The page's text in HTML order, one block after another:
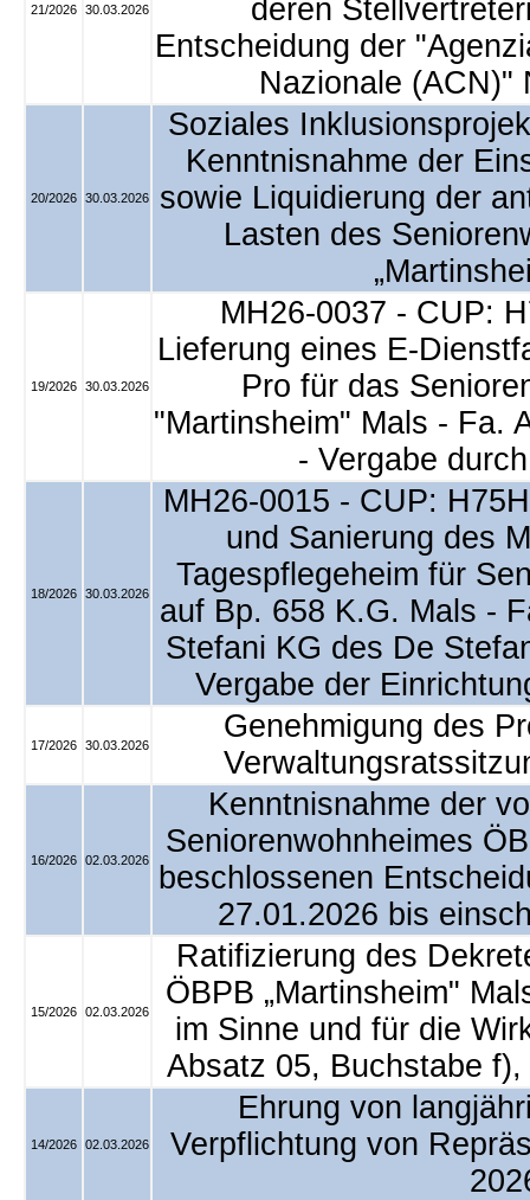
21/2026 30.03.2026
deren
Entscheidung der
Nazionale (ACN)"
20/2026 30.03.2026
Soziales
Kenntnisnahme der
sowie Liquidierung der
Lasten des
19/2026 30.03.2026
MH26-0037 - CUP:
Lieferung eines E-
Pro für das
"Martinsheim" Mals - Fa.
- Vergabe
18/2026 30.03.2026
MH26-0015 - CUP:
und Sanierung des
Tagespflegeheim für
auf Bp. 658 K.G. Mals -
Stefani KG des De
Vergabe der
17/2026 30.03.2026
Genehmigung des
16/2026 02.03.2026
Kenntnisnahme der
Seniorenwohnheimes
beschlossenen
27.01.2026 bis
15/2026 02.03.2026
Ratifizierung des
ÖBPB „Martinsheim"
im Sinne und für die
Absatz 05, Buchstabe
14/2026 02.03.2026
Ehrung von
Verpflichtung von